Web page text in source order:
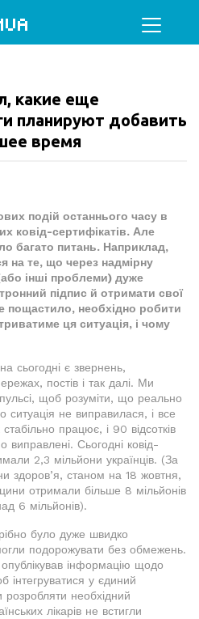
какие еще
планируют добавить
время
подій останнього часу в
ковід-сертифікатів. Але
багато питань. Наприклад,
на те, що через надмірну
інші проблеми) дуже
підпис й отримати свої
пощастило, необхідно робити
ця ситуація, і чому
сьогодні є звернень,
постів і так далі. Ми
щоб розуміти, що реально
ситуація не виправилася, і все
працює, і 90 відсотків
виправлені. Сьогодні ковід-
2,3 мільйони українців. (За
здоров’я, станом на 18 жовтня,
отримали більше 8 мільйонів
6 мільйонів).
було дуже швидко
подорожувати без обмежень.
інформацію щодо
інтегруватися у єдиний
необхідний
лікарів не встигли